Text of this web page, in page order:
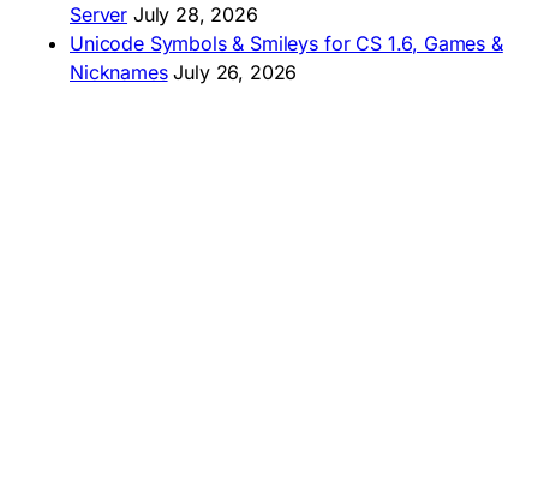
Server July 28, 2026
Unicode Symbols & Smileys for CS 1.6, Games &
Nicknames July 26, 2026